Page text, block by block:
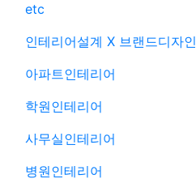
etc
인테리어설계 X 브랜드디자인
아파트인테리어
학원인테리어
사무실인테리어
병원인테리어